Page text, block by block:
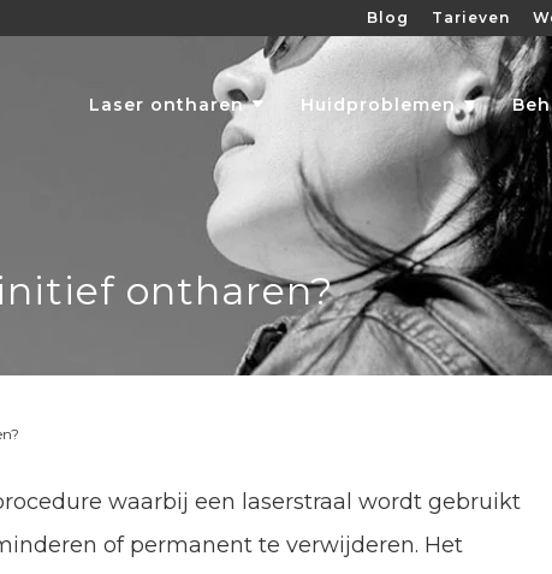
Blog Tarieven
Laser ontharen Huidproblemen
ontharen?
waarbij een laserstraal wordt gebruikt
of permanent te verwijderen. Het